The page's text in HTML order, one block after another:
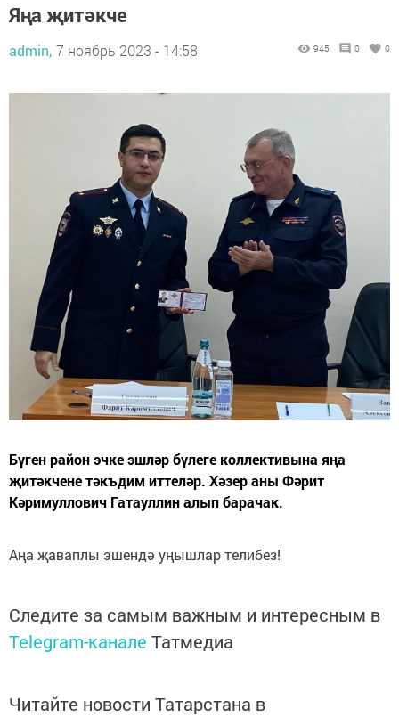
Яңа җитәкче
admin, 7 ноябрь 2023 - 14:58 945 0 0
Бүген район эчке эшләр бүлеге коллективына яңа
җитәкчене тәкъдим иттеләр. Хәзер аны Фәрит
Кәримуллович Гатауллин алып барачак.
Аңа җаваплы эшендә уңышлар телибез!
Следите за самым важным и интересным в
Telegram-канале Татмедиа
Читайте новости Татарстана в